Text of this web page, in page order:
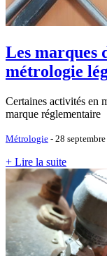
Les marques
métrologie
Certaines activités en
marque réglementaire
Métrologie - 28 septembre
+ Lire la suite